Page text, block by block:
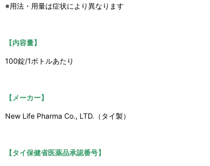
※用法・用量は症状により異なります
【内容量】
100錠/1ボトルあたり
【メーカー】
New Life Pharma Co., LTD.（タイ製）
【タイ保健省医薬品承認番号】